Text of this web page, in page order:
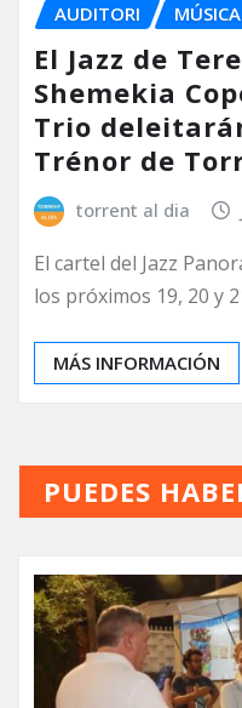
AUDITORI MÚSICA
El Jazz de
Shemekia
Trio
Trénor de
torrent al dia
El cartel del Jazz
los próximos 19, 20 y
MÁS INFORMACIÓN
PUEDES